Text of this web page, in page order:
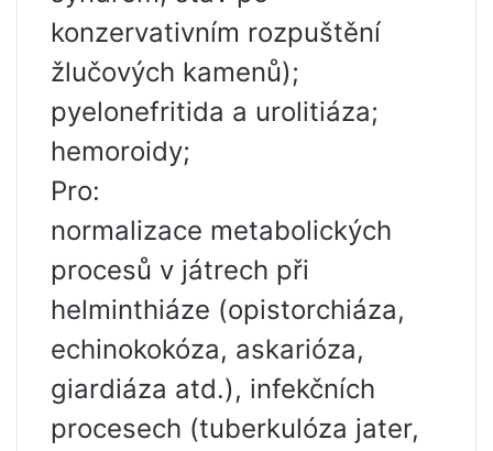
konzervativním rozpuštění
žlučových kamenů);
pyelonefritida a urolitiáza;
hemoroidy;
Pro:
normalizace metabolických
procesů v játrech při
helminthiáze (opistorchiáza,
echinokokóza, askarióza,
giardiáza atd.), infekčních
procesech (tuberkulóza jater,